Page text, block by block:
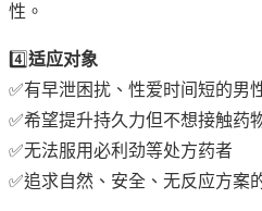
性。
4️⃣ 适应对象
✅有早泄困扰、性爱时间短的男
✅希望提升持久力但不想接触药
✅无法服用必利劲等处方药者
✅追求自然、安全、无反应方案